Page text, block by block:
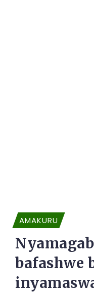
AMAKURU
bafashwe